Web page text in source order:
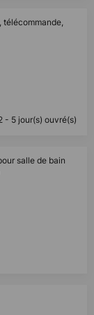
télécommande,
- 5 jour(s) ouvré(s)
salle de bain